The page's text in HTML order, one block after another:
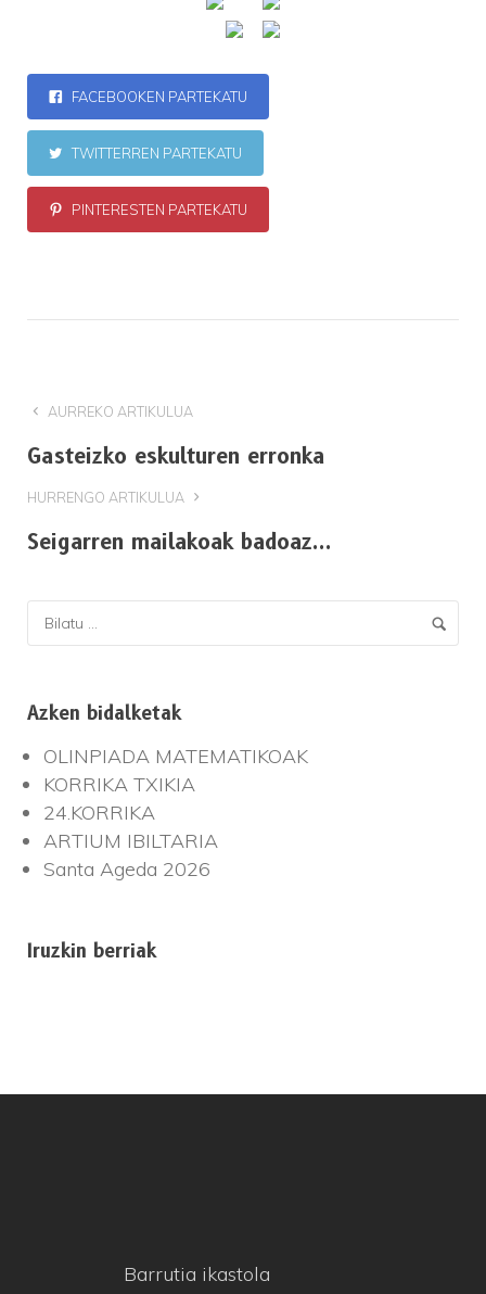
FACEBOOKEN PARTEKATU
TWITTERREN PARTEKATU
PINTERESTEN PARTEKATU
AURREKO ARTIKULUA
Gasteizko eskulturen erronka
HURRENGO ARTIKULUA
Seigarren mailakoak badoaz...
Azken bidalketak
OLINPIADA MATEMATIKOAK
KORRIKA TXIKIA
24.KORRIKA
ARTIUM IBILTARIA
Santa Ageda 2026
Iruzkin berriak
Barrutia ikastola